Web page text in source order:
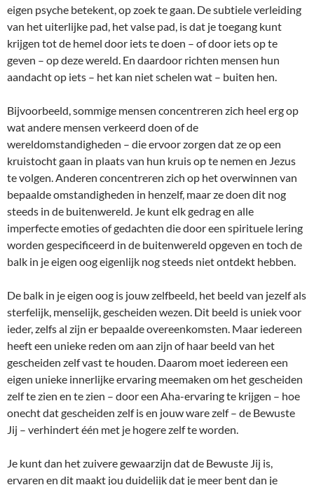
eigen psyche betekent, op zoek te gaan. De subtiele verleiding
van het uiterlijke pad, het valse pad, is dat je toegang kunt
krijgen tot de hemel door iets te doen – of door iets op te
geven – op deze wereld. En daardoor richten mensen hun
aandacht op iets – het kan niet schelen wat – buiten hen.
Bijvoorbeeld, sommige mensen concentreren zich heel erg op
wat andere mensen verkeerd doen of de
wereldomstandigheden – die ervoor zorgen dat ze op een
kruistocht gaan in plaats van hun kruis op te nemen en Jezus
te volgen. Anderen concentreren zich op het overwinnen van
bepaalde omstandigheden in henzelf, maar ze doen dit nog
steeds in de buitenwereld. Je kunt elk gedrag en alle
imperfecte emoties of gedachten die door een spirituele lering
worden gespecificeerd in de buitenwereld opgeven en toch de
balk in je eigen oog eigenlijk nog steeds niet ontdekt hebben.
De balk in je eigen oog is jouw zelfbeeld, het beeld van jezelf als
sterfelijk, menselijk, gescheiden wezen. Dit beeld is uniek voor
ieder, zelfs al zijn er bepaalde overeenkomsten. Maar iedereen
heeft een unieke reden om aan zijn of haar beeld van het
gescheiden zelf vast te houden. Daarom moet iedereen een
eigen unieke innerlijke ervaring meemaken om het gescheiden
zelf te zien en te zien – door een Aha-ervaring te krijgen – hoe
onecht dat gescheiden zelf is en jouw ware zelf – de Bewuste
Jij – verhindert één met je hogere zelf te worden.
Je kunt dan het zuivere gewaarzijn dat de Bewuste Jij is,
ervaren en dit maakt jou duidelijk dat je meer bent dan je